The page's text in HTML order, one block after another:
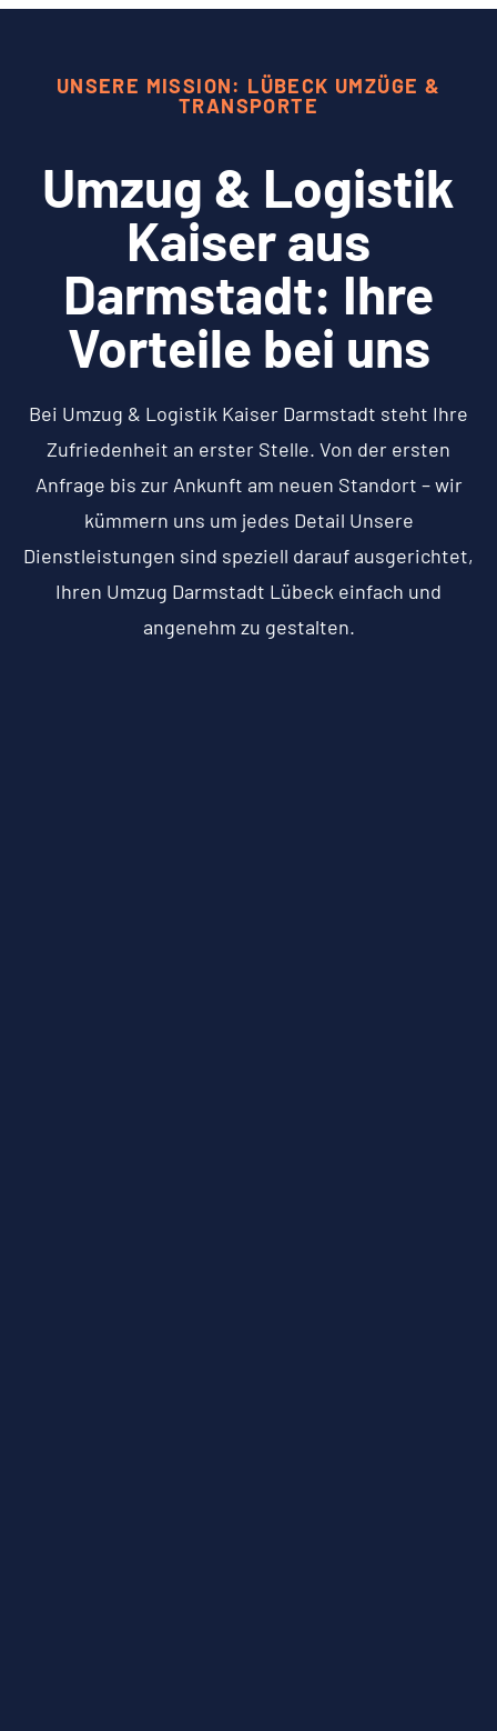
UNSERE MISSION: LÜBECK UMZÜGE &
TRANSPORTE
Umzug & Logistik
Kaiser aus
Darmstadt: Ihre
Vorteile bei uns
Bei Umzug & Logistik Kaiser Darmstadt steht Ihre
Zufriedenheit an erster Stelle. Von der ersten
Anfrage bis zur Ankunft am neuen Standort – wir
kümmern uns um jedes Detail Unsere
Dienstleistungen sind speziell darauf ausgerichtet,
Ihren Umzug Darmstadt Lübeck einfach und
angenehm zu gestalten.